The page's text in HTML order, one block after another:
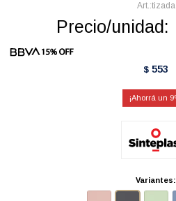
tizada
Precio/unidad:
$ 553
9
Variantes: